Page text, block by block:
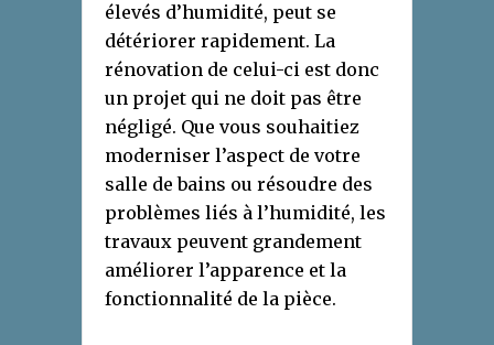
élevés d’humidité, peut se
détériorer rapidement. La
rénovation de celui-ci est donc
un projet qui ne doit pas être
négligé. Que vous souhaitiez
moderniser l’aspect de votre
salle de bains ou résoudre des
problèmes liés à l’humidité, les
travaux peuvent grandement
améliorer l’apparence et la
fonctionnalité de la pièce.